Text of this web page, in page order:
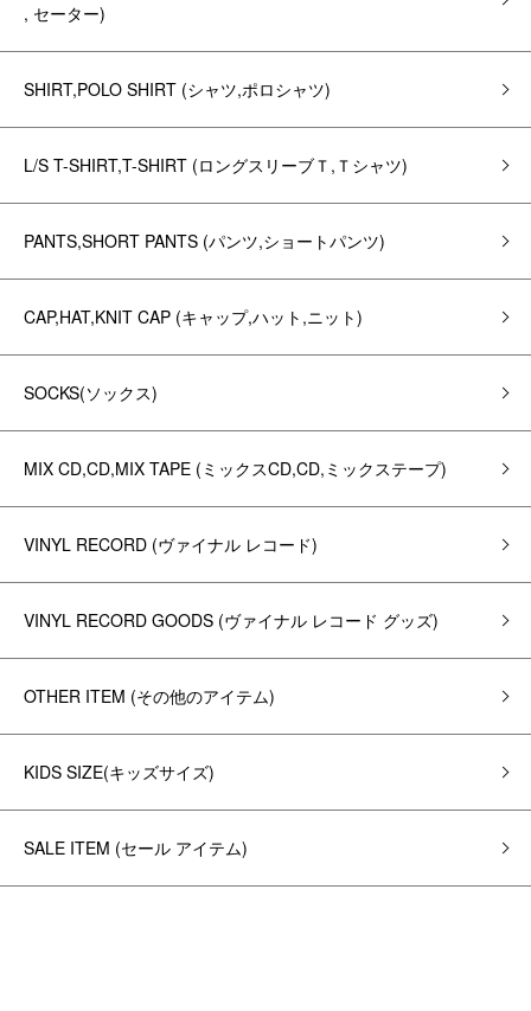
, セーター)
SHIRT,POLO SHIRT (シャツ,ポロシャツ)
L/S T-SHIRT,T-SHIRT (ロングスリーブＴ,Ｔシャツ)
PANTS,SHORT PANTS (パンツ,ショートパンツ)
CAP,HAT,KNIT CAP (キャップ,ハット,ニット)
SOCKS(ソックス)
MIX CD,CD,MIX TAPE (ミックスCD,CD,ミックステープ)
VINYL RECORD (ヴァイナル レコード)
VINYL RECORD GOODS (ヴァイナル レコード グッズ)
OTHER ITEM (その他のアイテム)
KIDS SIZE(キッズサイズ)
SALE ITEM (セール アイテム)